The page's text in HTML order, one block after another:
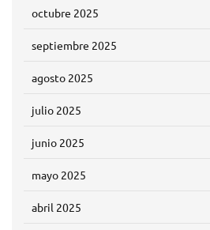
octubre 2025
septiembre 2025
agosto 2025
julio 2025
junio 2025
mayo 2025
abril 2025